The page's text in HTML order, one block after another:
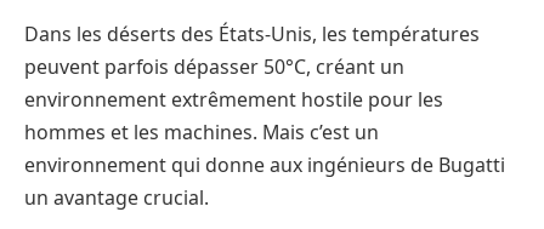
Dans les déserts des États-Unis, les températures
peuvent parfois dépasser 50°C, créant un
environnement extrêmement hostile pour les
hommes et les machines. Mais c’est un
environnement qui donne aux ingénieurs de Bugatti
un avantage crucial.